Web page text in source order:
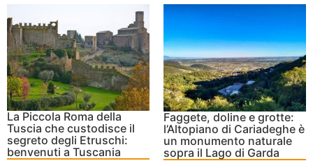
La Piccola Roma della
Tuscia che custodisce il
segreto degli Etruschi:
benvenuti a Tuscania
Faggete, doline e grotte:
l’Altopiano di Cariadeghe è
un monumento naturale
sopra il Lago di Garda